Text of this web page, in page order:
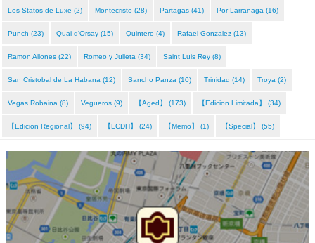
Los Statos de Luxe (2) Montecristo (28) Partagas (41) Por Larranaga (16)
Punch (23) Quai d'Orsay (15) Quintero (4) Rafael Gonzalez (13)
Ramon Allones (22) Romeo y Julieta (34) Saint Luis Rey (8)
San Cristobal de La Habana (12) Sancho Panza (10) Trinidad (14) Troya (2)
Vegas Robaina (8) Vegueros (9) 【Aged】 (173) 【Edicion Limitada】 (34)
【Edicion Regional】 (94) 【LCDH】 (24) 【Memo】 (1) 【Special】 (55)